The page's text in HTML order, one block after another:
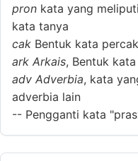
pron kata yang
kata tanya
cak Bentuk kata
ark Arkais, Bentuk
adv Adverbia, kata
adverbia lain
-- Pengganti kata